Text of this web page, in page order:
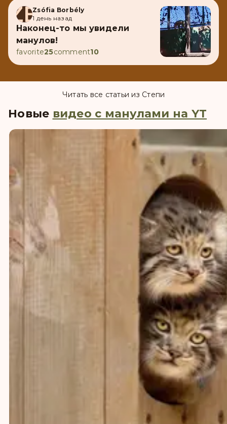
ZBZsófia Borbély
1 день назад
Наконец-то мы увидели
манулов!
favorite25comment10
Читать все статьи из Степи
Новые видео с манулами на YT